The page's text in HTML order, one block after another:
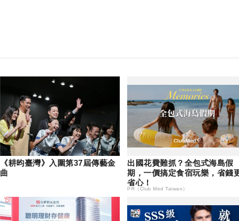
《耕昀臺灣》入圍第37屆傳藝金
曲
出國花費難抓？全包式海島假
期，一價搞定食宿玩樂，省錢
省心！
PR（Club Med Taiwan）